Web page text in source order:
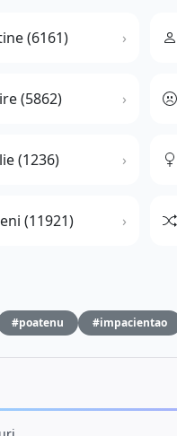
(6161)
(5862)
(1236)
(11921)
#poatenu #impacientao